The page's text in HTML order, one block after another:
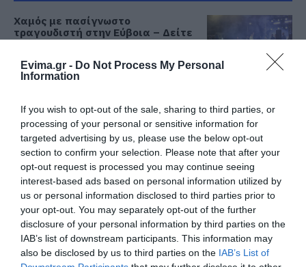
Evima.gr - Do Not Process My Personal
Information
If you wish to opt-out of the sale, sharing to third parties, or
processing of your personal or sensitive information for
targeted advertising by us, please use the below opt-out
section to confirm your selection. Please note that after your
opt-out request is processed you may continue seeing
interest-based ads based on personal information utilized by
us or personal information disclosed to third parties prior to
your opt-out. You may separately opt-out of the further
disclosure of your personal information by third parties on the
IAB’s list of downstream participants. This information may
also be disclosed by us to third parties on the IAB’s List of
Χαμός με πασίγνωστο
τραγουδιστή στην Εύβοια – Δείτε
τι έγινε
09.08.2026 | 17:40
πινακίδες κυκλοφορίας – Τι
αλλάζει με το νέο ψηφιακό
σύστημα
09.08.2026 | 17:20
Εύβοια: Προσοχή! Που
απαγορεύεται η κυκλοφορία
οχημάτων και πεζών
09.08.2026 | 17:00
15 Αυγούστου: Πώς αμείβεται η
υποχρεωτική αργία – Τι ισχύει